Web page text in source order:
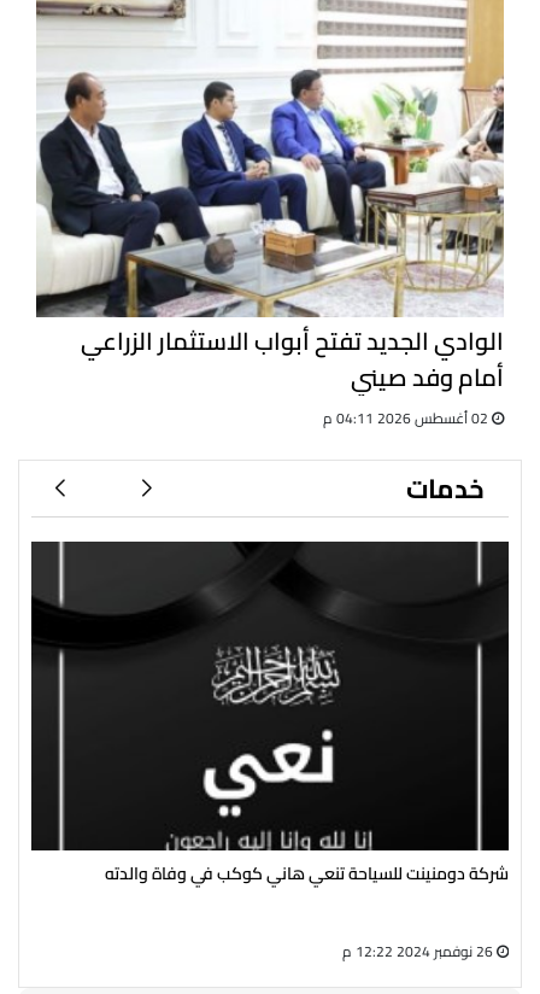
الوادي الجديد تفتح أبواب الاستثمار الزراعي
أمام وفد صيني
خدمات
شركة دومنينت للسياحة تنعي هاني كوكب في وفاة والدته